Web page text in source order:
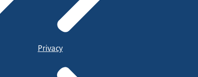
Privacy